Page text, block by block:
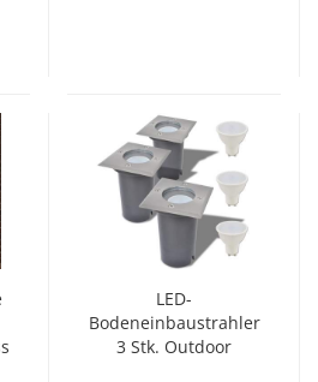
LED-
Bodeneinbaustrahler
3 Stk. Outdoor